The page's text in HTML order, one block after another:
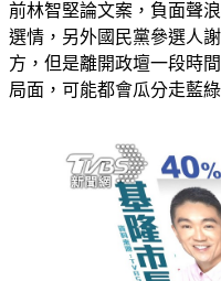
選情，另外國民黨參選人
方，但是離開政壇一段時
局面，可能都會瓜分走藍